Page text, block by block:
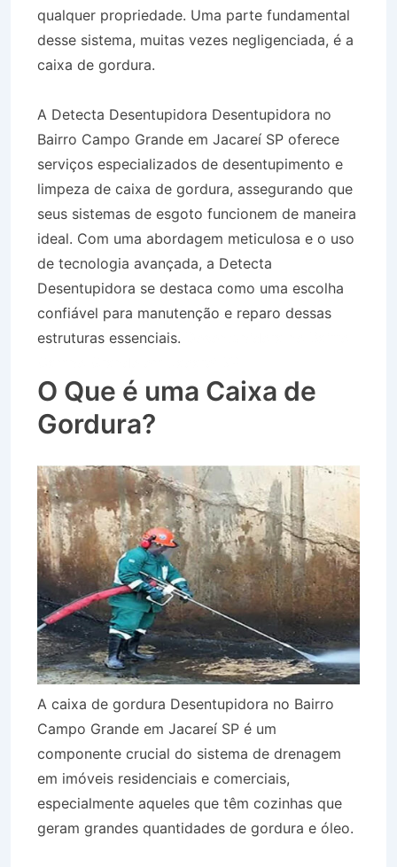
qualquer propriedade. Uma parte fundamental
desse sistema, muitas vezes negligenciada, é a
caixa de gordura.
A Detecta Desentupidora Desentupidora no
Bairro Campo Grande em Jacareí SP oferece
serviços especializados de desentupimento e
limpeza de caixa de gordura, assegurando que
seus sistemas de esgoto funcionem de maneira
ideal. Com uma abordagem meticulosa e o uso
de tecnologia avançada, a Detecta
Desentupidora se destaca como uma escolha
confiável para manutenção e reparo dessas
estruturas essenciais.
O Que é uma Caixa de
Gordura?
A caixa de gordura Desentupidora no Bairro
Campo Grande em Jacareí SP é um
componente crucial do sistema de drenagem
em imóveis residenciais e comerciais,
especialmente aqueles que têm cozinhas que
geram grandes quantidades de gordura e óleo.